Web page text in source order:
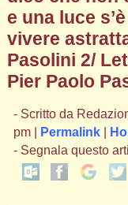
e una luce
vivere
Pasolini 2/
Pier Paolo
- Scritto da
pm |
Permalink|
- Segnala questo